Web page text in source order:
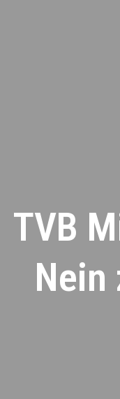
TVB
Nein